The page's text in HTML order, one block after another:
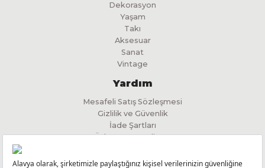
Dekorasyon
Yaşam
Takı
Aksesuar
Sanat
Vintage
Yardım
Mesafeli Satış Sözleşmesi
Gizlilik ve Güvenlik
İade Şartları
Ödeme ve Teslimat
KVKK Aydınlatma Metni